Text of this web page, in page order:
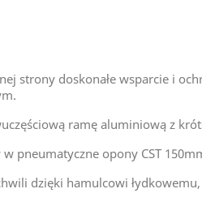
strony doskonałe wsparcie i
ramę aluminiową z
pneumatyczne opony CST
dzięki hamulcowi